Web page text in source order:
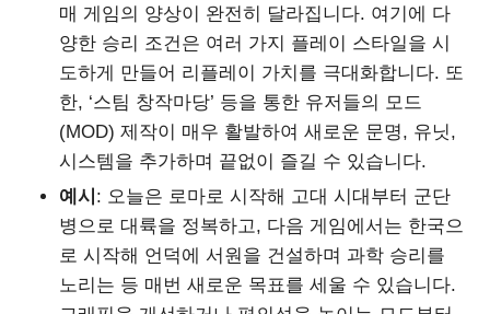
매 게임의 양상이 완전히 달라집니다. 여기에 다
양한 승리 조건은 여러 가지 플레이 스타일을 시
도하게 만들어 리플레이 가치를 극대화합니다. 또
한, ‘스팀 창작마당’ 등을 통한 유저들의 모드
(MOD) 제작이 매우 활발하여 새로운 문명, 유닛,
시스템을 추가하며 끝없이 즐길 수 있습니다.
예시 : 오늘은 로마로 시작해 고대 시대부터 군단
병으로 대륙을 정복하고, 다음 게임에서는 한국으
로 시작해 언덕에 서원을 건설하며 과학 승리를
노리는 등 매번 새로운 목표를 세울 수 있습니다.